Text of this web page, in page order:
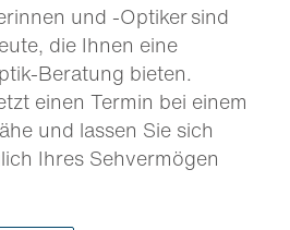
und -Optiker sind
die Ihnen eine
Beratung bieten.
einen Termin bei einem
und lassen Sie sich
Ihres Sehvermögen